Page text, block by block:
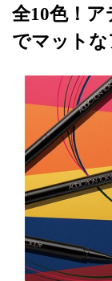
全10色！
でマット